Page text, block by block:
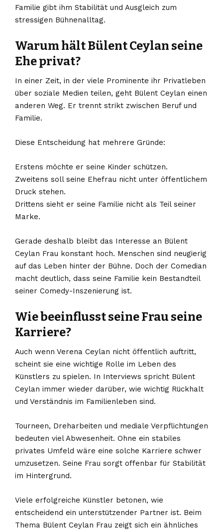
Familie gibt ihm Stabilität und Ausgleich zum
stressigen Bühnenalltag.
Warum hält Bülent Ceylan seine
Ehe privat?
In einer Zeit, in der viele Prominente ihr Privatleben
über soziale Medien teilen, geht Bülent Ceylan einen
anderen Weg. Er trennt strikt zwischen Beruf und
Familie.
Diese Entscheidung hat mehrere Gründe:
Erstens möchte er seine Kinder schützen.
Zweitens soll seine Ehefrau nicht unter öffentlichem
Druck stehen.
Drittens sieht er seine Familie nicht als Teil seiner
Marke.
Gerade deshalb bleibt das Interesse an Bülent
Ceylan Frau konstant hoch. Menschen sind neugierig
auf das Leben hinter der Bühne. Doch der Comedian
macht deutlich, dass seine Familie kein Bestandteil
seiner Comedy-Inszenierung ist.
Wie beeinflusst seine Frau seine
Karriere?
Auch wenn Verena Ceylan nicht öffentlich auftritt,
scheint sie eine wichtige Rolle im Leben des
Künstlers zu spielen. In Interviews spricht Bülent
Ceylan immer wieder darüber, wie wichtig Rückhalt
und Verständnis im Familienleben sind.
Tourneen, Dreharbeiten und mediale Verpflichtungen
bedeuten viel Abwesenheit. Ohne ein stabiles
privates Umfeld wäre eine solche Karriere schwer
umzusetzen. Seine Frau sorgt offenbar für Stabilität
im Hintergrund.
Viele erfolgreiche Künstler betonen, wie
entscheidend ein unterstützender Partner ist. Beim
Thema Bülent Ceylan Frau zeigt sich ein ähnliches